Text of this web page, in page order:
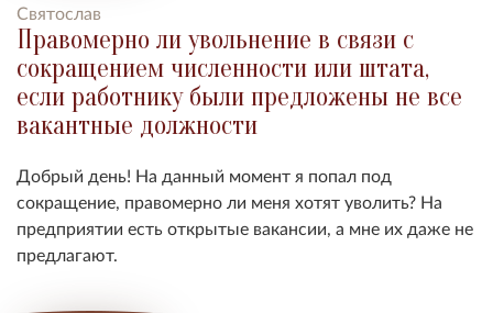
Святослав
Правомерно ли увольнение в связи с
сокращением численности или штата,
если работнику были предложены не все
вакантные должности
Добрый день! На данный момент я попал под
сокращение, правомерно ли меня хотят уволить? На
предприятии есть открытые вакансии, а мне их даже не
предлагают.